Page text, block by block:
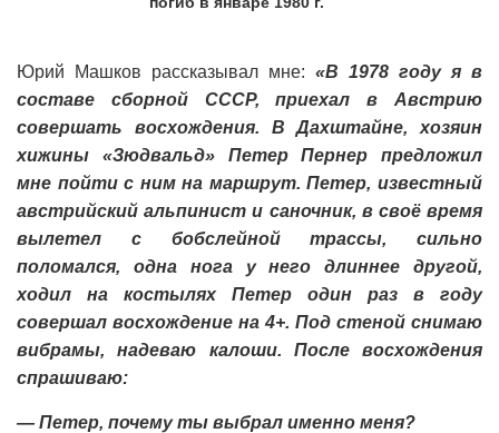
Юрий Машков рассказывал мне: «В 1978 году я в
составе сборной СССР, приехал в Австрию
совершать восхождения. В Дахштайне, хозяин
хижины «Зюдвальд» Петер Пернер предложил
мне пойти с ним на маршрут. Петер, известный
австрийский альпинист и саночник, в своё время
вылетел с бобслейной трассы, сильно
поломался, одна нога у него длиннее другой,
ходил на костылях Петер один раз в году
совершал восхождение на 4+. Под стеной снимаю
вибрамы, надеваю калоши. После восхождения
спрашиваю:
— Петер, почему ты выбрал именно меня?